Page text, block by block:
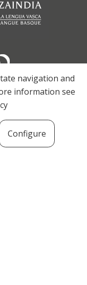
navigation and
information see
Configure